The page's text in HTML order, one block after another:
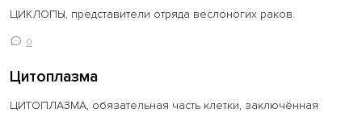
ЦИКЛОПЫ, представители отряда веслоногих раков.
0
Цитоплазма
ЦИТОПЛАЗМА, обязательная часть клетки, заключённая